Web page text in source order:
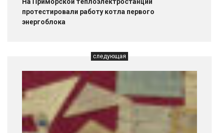
протестировали работу котла первого
энергоблока
следующая